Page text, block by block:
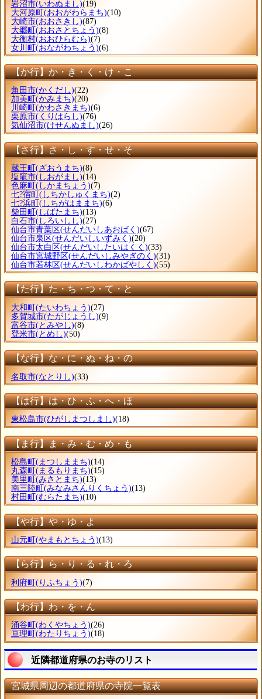
岩沼市(いわぬまし)(19)
大河原町(おおがわらまち)(10)
大崎市(おおさきし)(87)
大郷町(おおさとちょう)(8)
大衡村(おおひらむら)(7)
女川町(おながわちょう)(6)
【か行】か・き・く・け・こ
角田市(かくだし)(22)
加美町 (かみまち)(20)
川崎町 (かわさきまち)(6)
栗原市(くりはらし)(76)
気仙沼市(けせんぬまし)(26)
【さ行】さ・し・す・せ・そ
蔵王町 (ざおうまち)(8)
塩竈市(しおがまし)(14)
色麻町 (しかまちょう)(7)
七?宿町 (しちかしゅくまち)(2)
七?浜町 (しちがはままち)(6)
柴田町 (しばたまち)(13)
白石市(しろいしし)(27)
仙台市青葉区(せんだいしあおばく)(67)
仙台市泉区(せんだいしいずみく)(20)
仙台市太白区(せんだいしたいはくく)(33)
仙台市宮城野区(せんだいしみやぎのく)(31)
仙台市若林区(せんだいしわかばやしく)(55)
【た行】た・ち・つ・て・と
大和町 (たいわちょう)(27)
多賀城市(たがじょうし)(9)
富谷市(とみやし)(8)
登米市(とめし)(50)
【な行】な・に・ぬ・ね・の
名取市(なとりし)(33)
【は行】は・ひ・ふ・へ・ほ
東松島市(ひがしまつしまし)(18)
【ま行】ま・み・む・め・も
松島町 (まつしままち)(14)
丸森町 (まるもりまち)(15)
美里町 (みさとまち)(13)
南三陸町 (みなみさんりくちょう)(13)
村田町 (むらたまち)(10)
【や行】や・ゆ・よ
山元町 (やまもとちょう)(13)
【ら行】ら・り・る・れ・ろ
利府町(りふちょう)(7)
【わ行】わ・を・ん
涌谷町 (わくやちょう)(26)
亘理町 (わたりちょう)(18)
近隣都道府県のお寺のリスト
宮城県周辺の都道府県の寺院一覧表